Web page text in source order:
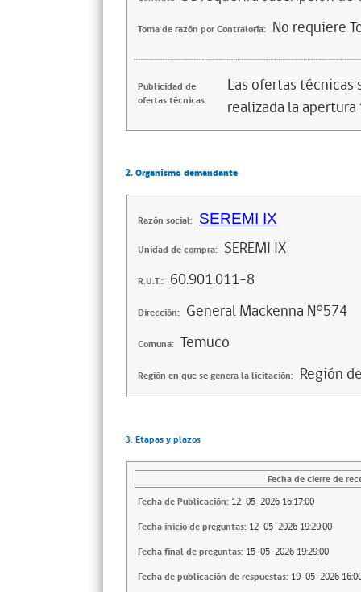
Toma de razón por Contraloría: No requiere
Publicidad de
ofertas técnicas:
Las ofertas
realizada la
2. Organismo demandante
Razón social: SEREMI IX
Unidad de compra: SEREMI IX
R.U.T.: 60.901.011-8
Dirección: General Mackenna N°574
Comuna: Temuco
Región en que se genera la licitación: Región
3. Etapas y plazos
Fecha de cierre de
Fecha de Publicación: 12-05-2026 16:17:00
Fecha inicio de preguntas: 12-05-2026 19:29:00
Fecha final de preguntas: 15-05-2026 19:29:00
Fecha de publicación de respuestas: 19-05-2026